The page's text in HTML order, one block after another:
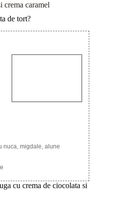
crema caramel
de tort?
nuca, migdale, alune
cu crema de ciocolata si